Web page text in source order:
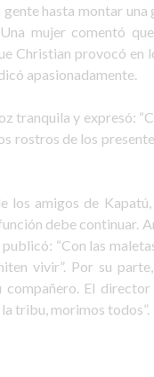
hasta montar
mujer comentó
Christian provocó
apasionadamente.
tranquila y expresó:
rostros de los
los amigos de
debe continuar.
“Con las
vivir”. Por su
compañero. El
tribu, morimos todos”.